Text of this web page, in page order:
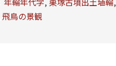
飛鳥の景観